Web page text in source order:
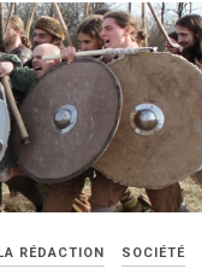
RÉDACTION SOCIÉTÉ